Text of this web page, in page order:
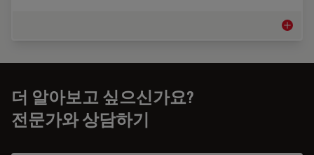
EM 시
더 알아보고 싶으신가요?
전문가와 상담하기